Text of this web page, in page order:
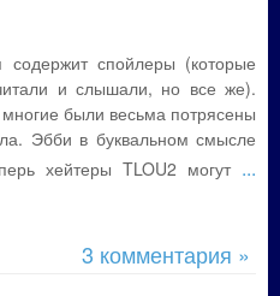
содержит спойлеры (которые
и слышали, но все же).
были весьма потрясены
Эбби в буквальном смысле
хейтеры TLOU2 могут...
3 комментария »